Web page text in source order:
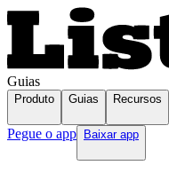
Guias
Produto Guias Recursos
Pegue o app Baixar app